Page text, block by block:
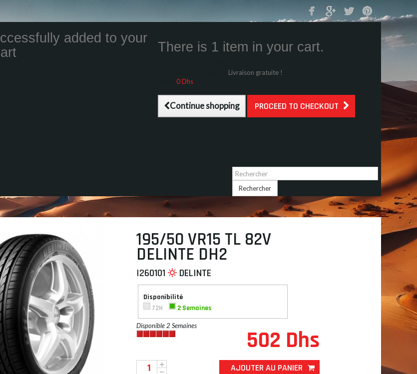
added to your
There is 1 item in your cart.
Livraison gratuite !
0 Dhs
Continue shopping PROCEED TO CHECKOUT
Rechercher
195/50 VR15 TL 82V
DELINTE DH2
I260101 DELINTE
Disponibilité
72H
2 Semaines
Disponible 2 Semaines
502 Dhs
AJOUTER AU PANIER